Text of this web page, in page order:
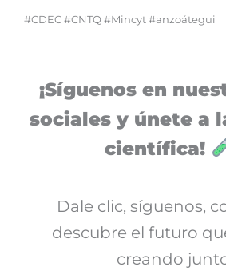
#CDEC #CNTQ #Mincyt #anzoátegui
¡Síguenos en
sociales y únete a
científica!
Dale clic, síguenos,
descubre el futuro
creando